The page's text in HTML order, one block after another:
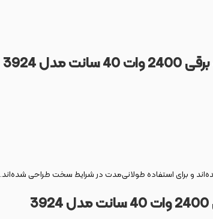
3924
و برای استفاده طولانی‌مدت در شرایط سخت طراحی شده‌اند.